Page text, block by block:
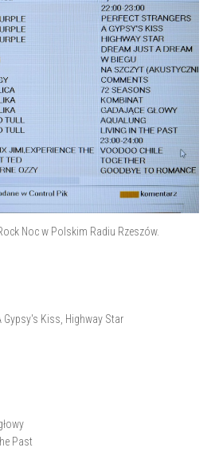
Noc w Polskim Radiu Rzeszów.
Gypsy's Kiss, Highway Star
Past